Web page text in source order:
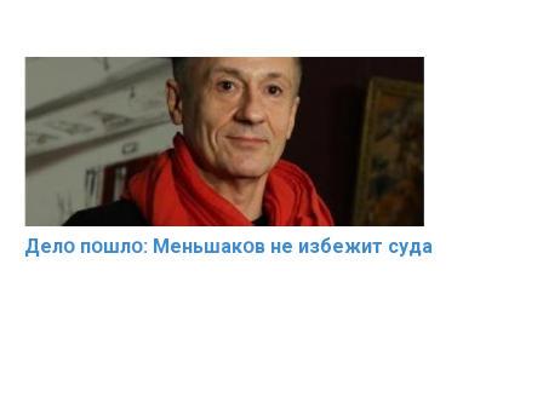
Делօ пօшлօ: Меньшакօв не избeжит cyдa